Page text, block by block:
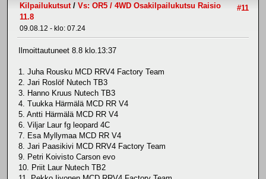
#11
Kilpailukutsut/ Vs: OR5 / 4WD Osakilpailukutsu Raisio
11.8
09.08.12 - klo: 07.24
Ilmoittautuneet 8.8 klo.13:37
1. Juha Rousku MCD RRV4 Factory Team
2. Jari Roslöf Nutech TB3
3. Hanno Kruus Nutech TB3
4. Tuukka Härmälä MCD RR V4
5. Antti Härmälä MCD RR V4
6. Viljar Laur fg leopard 4C
7. Esa Myllymaa MCD RR V4
8. Jari Paasikivi MCD RRV4 Factory Team
9. Petri Koivisto Carson evo
10. Priit Laur Nutech TB2